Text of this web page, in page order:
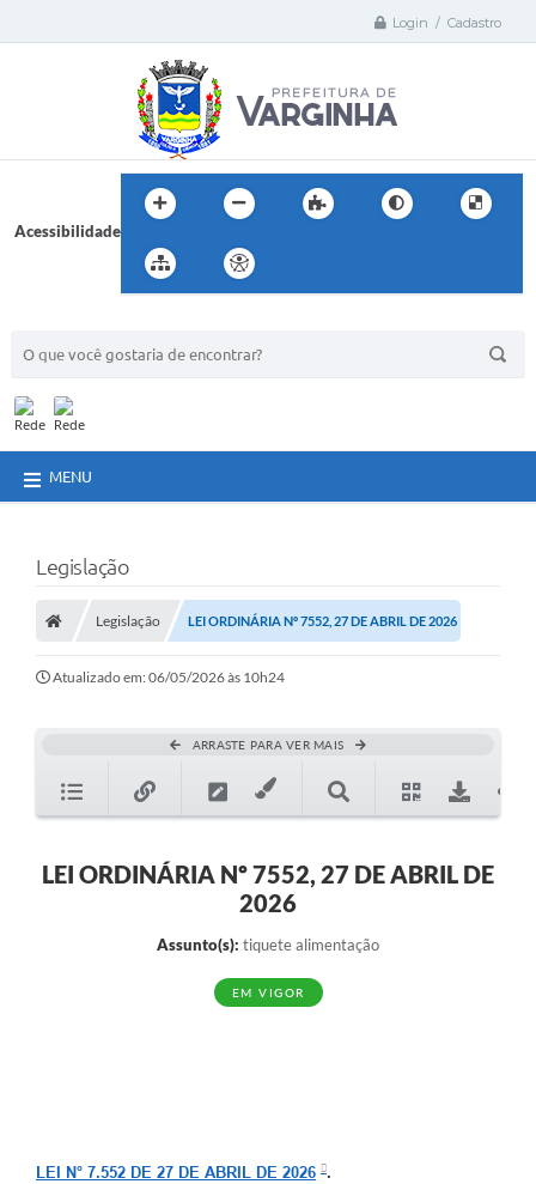
Login / Cadastro
Acessibilidade
MENU
Legislação
Legislação LEI ORDINÁRIA Nº 7552, 27 DE ABRIL DE 2026
Atualizado em: 06/05/2026 às 10h24
ARRASTE PARA VER MAIS
LEI ORDINÁRIA Nº 7552, 27 DE ABRIL DE
2026
Assunto(s): tiquete alimentação
EM VIGOR
LEI N° 7.552 DE 27 DE ABRIL DE 2026 .